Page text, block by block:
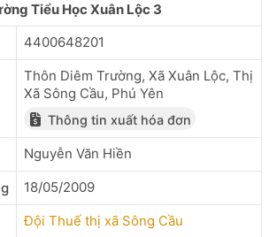
Tiểu Học Xuân Lộc 3
4400648201
Thôn Diêm Trường, Xã Xuân Lộc, Thị
Xã Sông Cầu, Phú Yên
Thông tin xuất hóa đơn
Nguyễn Văn Hiền
18/05/2009
Đội Thuế thị xã Sông Cầu